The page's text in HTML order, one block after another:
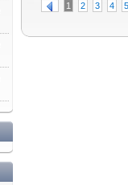
1 2 3 4 5